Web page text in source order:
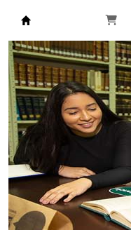
Biblioteca